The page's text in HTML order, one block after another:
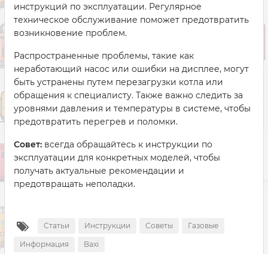
инструкций по эксплуатации. Регулярное
техническое обслуживание поможет предотвратить
возникновение проблем.
Распространенные проблемы, такие как
неработающий насос или ошибки на дисплее, могут
быть устранены путем перезагрузки котла или
обращения к специалисту. Также важно следить за
уровнями давления и температуры в системе, чтобы
предотвратить перегрев и поломки.
Совет: всегда обращайтесь к инструкции по
эксплуатации для конкретных моделей, чтобы
получать актуальные рекомендации и
предотвращать неполадки.
Статьи Инструкции Советы Газовые
Информация Baxi